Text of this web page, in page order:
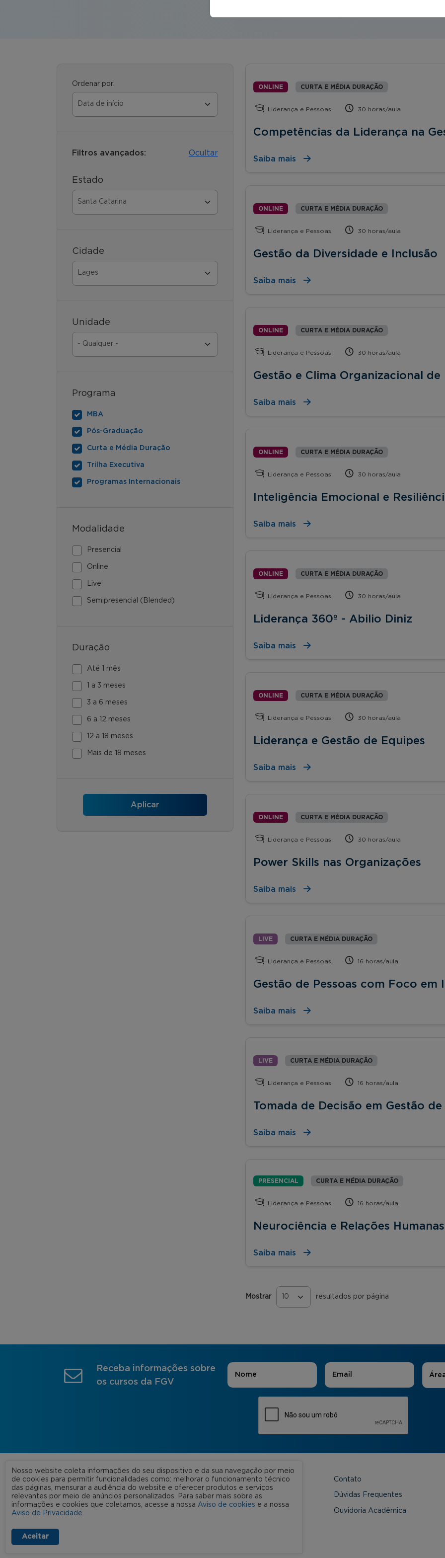
Ordenar por:
Filtros avançados: Ocultar
Estado
Cidade
Unidade
Programa
MBA
Pós-Graduação
Curta e Média Duração
Trilha Executiva
Programas Internacionais
Modalidade
Presencial
Online
Live
Semipresencial (Blended)
Duração
Até 1 mês
1 a 3 meses
3 a 6 meses
6 a 12 meses
12 a 18 meses
Mais de 18 meses
ONLINE CURTA E MÉDIA DURAÇÃO
Liderança e Pessoas 30 horas/aula
Competências da Liderança na
Saiba mais
ONLINE CURTA E MÉDIA DURAÇÃO
Liderança e Pessoas 30 horas/aula
Gestão da Diversidade e Inclusão
Saiba mais
ONLINE CURTA E MÉDIA DURAÇÃO
Liderança e Pessoas 30 horas/aula
Gestão e Clima Organizacional de
Saiba mais
ONLINE CURTA E MÉDIA DURAÇÃO
Liderança e Pessoas 30 horas/aula
Inteligência Emocional e
Saiba mais
ONLINE CURTA E MÉDIA DURAÇÃO
Liderança e Pessoas 30 horas/aula
Liderança 360º - Abilio Diniz
Saiba mais
ONLINE CURTA E MÉDIA DURAÇÃO
Liderança e Pessoas 30 horas/aula
Liderança e Gestão de Equipes
Saiba mais
ONLINE CURTA E MÉDIA DURAÇÃO
Liderança e Pessoas 30 horas/aula
Power Skills nas Organizações
Saiba mais
LIVE CURTA E MÉDIA DURAÇÃO
Liderança e Pessoas 16 horas/aula
Gestão de Pessoas com Foco em
Saiba mais
LIVE CURTA E MÉDIA DURAÇÃO
Liderança e Pessoas 16 horas/aula
Tomada de Decisão em Gestão
Saiba mais
PRESENCIAL CURTA E MÉDIA DURAÇÃO
Liderança e Pessoas 16 horas/aula
Neurociência e Relações
Saiba mais
Mostrar resultados por página
Páginas
Receba informações sobre
os cursos da FGV
Nome E-mail
FGV 2023 © Todos os direitos
reservados
Termos de uso
A FGV Contato
Nossas Unidades Dúvidas Frequentes
Ouvidoria Acadêmica
Nosso website coleta informações do seu dispositivo e da sua navegação por meio
de cookies para permitir funcionalidades como: melhorar o funcionamento técnico
das páginas, mensurar a audiência do website e oferecer produtos e serviços
relevantes por meio de anúncios personalizados. Para saber mais sobre as
informações e cookies que coletamos, acesse a nossa Aviso de cookies e a nossa
Aviso de Privacidade.
Aceitar